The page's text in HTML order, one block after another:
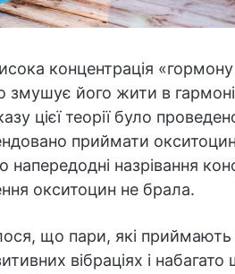
концентрація
змушує його жити в
цієї теорії було
приймати
напередодні назрівання
окситоцин не брала.
що пари, які
вібраціях і